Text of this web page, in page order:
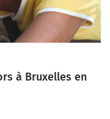
à Bruxelles en